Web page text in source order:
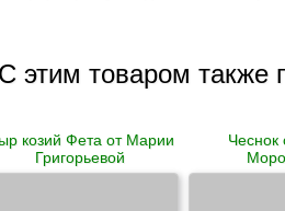
С этим товаром также
козий Фета от Марии
Григорьевой
Чеснок